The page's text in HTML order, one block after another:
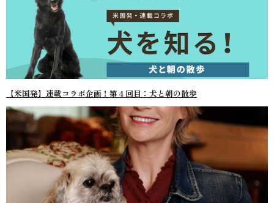
【米国発】連載コラボ企画！第４回目：犬と朝の散歩